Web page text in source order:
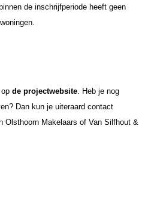
de inschrijfperiode heeft geen
de projectwebsite. Heb je nog
Dan kun je uiteraard contact
Olsthoorn Makelaars of Van Silfhout &